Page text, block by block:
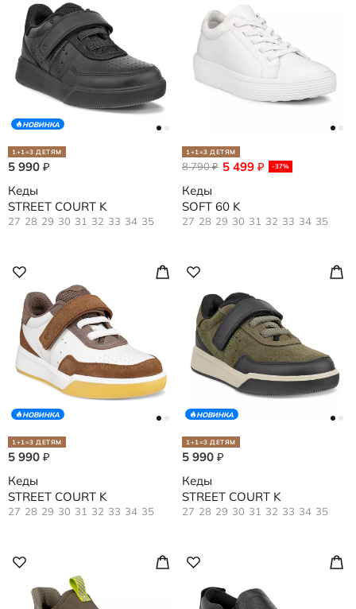
НОВИНКА
1+1=3 ДЕТЯМ
5 990 ₽
Кеды
STREET COURT K
27 28 29 30 31 32 33 34 35
1+1=3 ДЕТЯМ
5 499 ₽ -37%
8 790₽
Кеды
SOFT 60 K
27 28 29 30 31 32 33 34 35
НОВИНКА
1+1=3 ДЕТЯМ
5 990 ₽
Кеды
STREET COURT K
27 28 29 30 31 32 33 34 35
НОВИНКА
1+1=3 ДЕТЯМ
5 990 ₽
Кеды
STREET COURT K
27 28 29 30 31 32 33 34 35